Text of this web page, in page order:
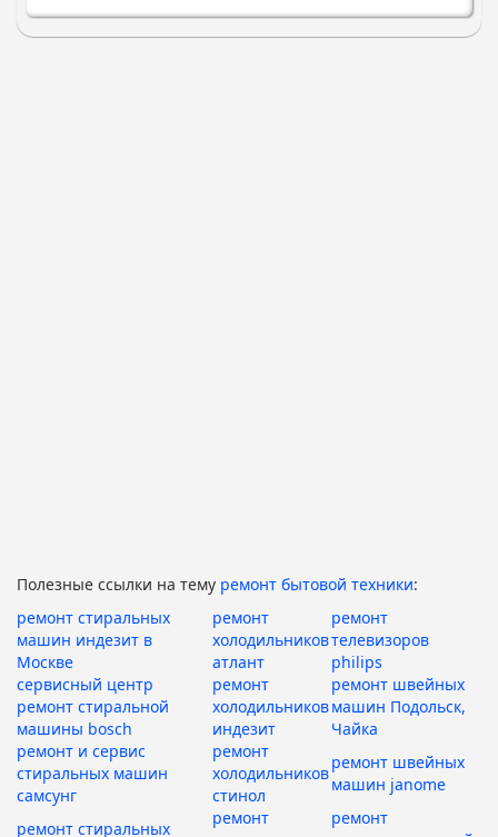
Полезные ссылки на тему ремонт бытовой техники:
ремонт стиральных
машин индезит в
Москве
ремонт
холодильников
атлант
ремонт
телевизоров
philips
сервисный центр
ремонт стиральной
машины bosch
ремонт
холодильников
индезит
ремонт швейных
машин Подольск,
Чайка
ремонт и сервис
стиральных машин
самсунг
ремонт
холодильников
стинол
ремонт швейных
машин janome
ремонт стиральных
ремонт
ремонт